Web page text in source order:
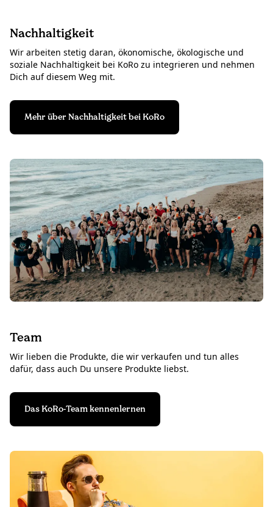
Nachhaltigkeit
Wir arbeiten stetig daran, ökonomische, ökologische und
soziale Nachhaltigkeit bei KoRo zu integrieren und nehmen
Dich auf diesem Weg mit.
Mehr über Nachhaltigkeit bei KoRo
Team
Wir lieben die Produkte, die wir verkaufen und tun alles
dafür, dass auch Du unsere Produkte liebst.
Das KoRo-Team kennenlernen